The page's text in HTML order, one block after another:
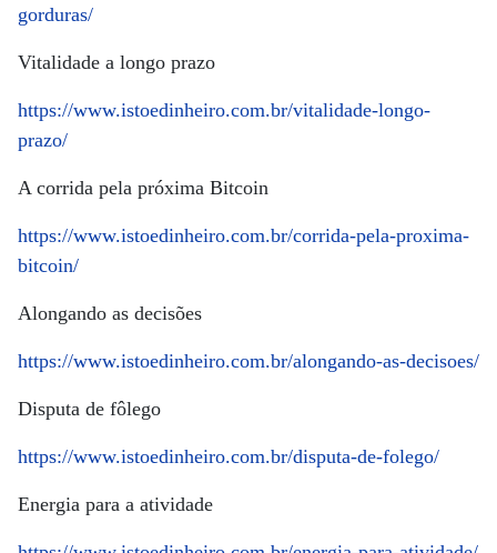
gorduras/
Vitalidade a longo prazo
https://www.istoedinheiro.com.br/vitalidade-longo-
prazo/
A corrida pela próxima Bitcoin
https://www.istoedinheiro.com.br/corrida-pela-proxima-
bitcoin/
Alongando as decisões
https://www.istoedinheiro.com.br/alongando-as-decisoes/
Disputa de fôlego
https://www.istoedinheiro.com.br/disputa-de-folego/
Energia para a atividade